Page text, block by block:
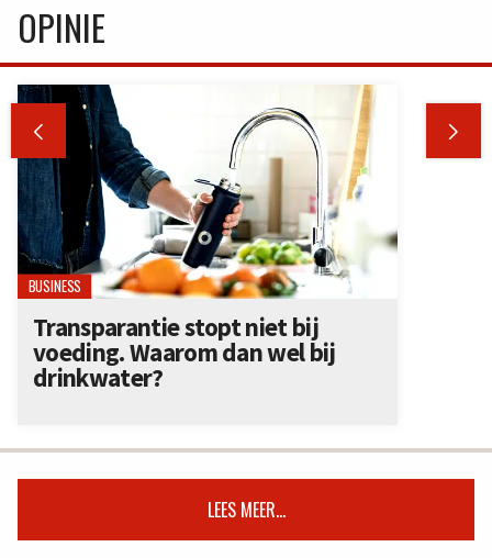
OPINIE
 
BUSINESS
Transparantie stopt niet bij
voeding. Waarom dan wel bij
drinkwater?
LEES MEER...